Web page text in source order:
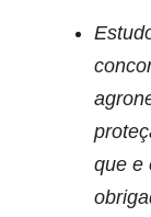
que e